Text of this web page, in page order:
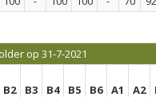
op 31-7-2021
B2 B3 B4 B5 B6 A1 A2